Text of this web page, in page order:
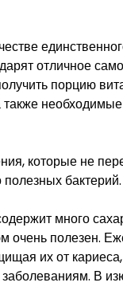
отличное
порцию
также
которые не
бактерий.
много
очень полезен.
их от
В